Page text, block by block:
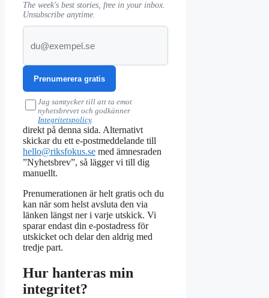
The week's best stories, free in your inbox.
Unsubscribe anytime.
E-
postadress
Prenumerera gratis
Jag samtycker till att ta emot
nyhetsbrevet och godkänner
Integritetspolicy.
direkt på denna sida. Alternativt
skickar du ett e‑postmeddelande till
hello@riksfokus.se med ämnesraden
”Nyhetsbrev”, så lägger vi till dig
manuellt.
Prenumerationen är helt gratis och du
kan när som helst avsluta den via
länken längst ner i varje utskick. Vi
sparar endast din e‑postadress för
utskicket och delar den aldrig med
tredje part.
Hur hanteras min
integritet?